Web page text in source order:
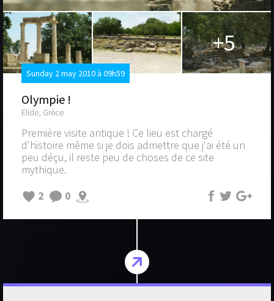
+5
Sunday 2 may 2010 à 09h59
Olympie !
Élide, Grèce
Première visite antique ! Ce lieu est chargé
d'histoire même si je dois admettre que j'ai été un
peu déçu, il reste peu de choses de ce site
mythique.
2
0